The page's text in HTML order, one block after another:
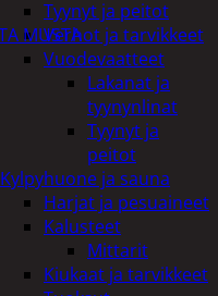
Tyynyt ja peitot
Verhot ja tarvikkeet
Vuodevaatteet
Lakanat ja
tyynynlinat
Tyynyt ja
peitot
Kylpyhuone ja sauna
Harjat ja pesuaineet
Kalusteet
Mittarit
Kiukaat ja tarvikkeet
MUSTA